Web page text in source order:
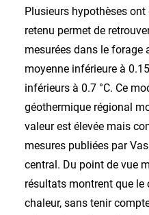
Plusieurs hypothèses ont
retenu permet de
mesurées dans le forage
moyenne inférieure à
inférieurs à 0.7 °C. Ce
géothermique régional
valeur est élevée mais
mesures publiées par
central. Du point de vue
résultats montrent que
chaleur, sans tenir